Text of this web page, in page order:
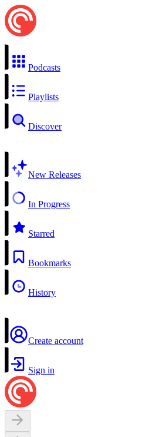
Podcasts
Playlists
Discover
New Releases
In Progress
Starred
Bookmarks
History
Create account
Sign in